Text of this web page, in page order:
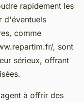
rapidement les
d'éventuels
comme
, sont
sérieux, offrant
à offrir des